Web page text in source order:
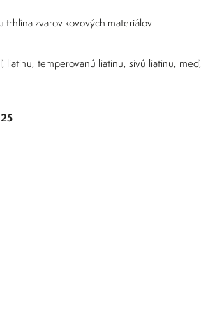
trhlína zvarov kovových materiálov
temperovanú liatinu, sivú liatinu, meď,